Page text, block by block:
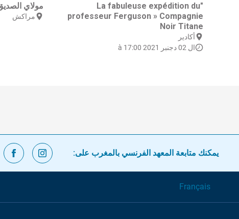
مولاي
مراكش
"La fabuleuse expédition du
professeur Ferguson » Compagnie
Noir Titane
أكادير
ال 02 دجنبر 2021 à 17:00
يمكنك متابعة المعهد الفرنسي بالمغرب على:
Français